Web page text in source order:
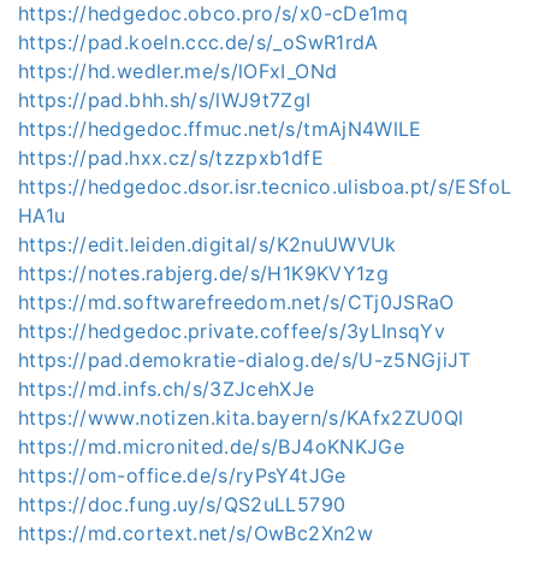
https://hedgedoc.obco.pro/s/x0-cDe1mq
https://pad.koeln.ccc.de/s/_oSwR1rdA
https://hd.wedler.me/s/lOFxI_ONd
https://pad.bhh.sh/s/lWJ9t7ZgI
https://hedgedoc.ffmuc.net/s/tmAjN4WlLE
https://pad.hxx.cz/s/tzzpxb1dfE
https://hedgedoc.dsor.isr.tecnico.ulisboa.pt/s/ESfoL
HA1u
https://edit.leiden.digital/s/K2nuUWVUk
https://notes.rabjerg.de/s/H1K9KVY1zg
https://md.softwarefreedom.net/s/CTj0JSRaO
https://hedgedoc.private.coffee/s/3yLInsqYv
https://pad.demokratie-dialog.de/s/U-z5NGjiJT
https://md.infs.ch/s/3ZJcehXJe
https://www.notizen.kita.bayern/s/KAfx2ZU0Ql
https://md.micronited.de/s/BJ4oKNKJGe
https://om-office.de/s/ryPsY4tJGe
https://doc.fung.uy/s/QS2uLL5790
https://md.cortext.net/s/OwBc2Xn2w